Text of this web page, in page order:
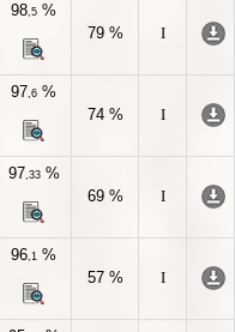
98,5 %
79 %
I
97,6 %
74 %
I
97,33%
69 %
I
96,1 %
57 %
I